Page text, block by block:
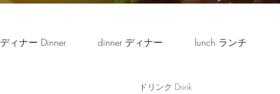
ディナー Dinner dinner ディナー lunch ランチ
ドリンク Drink